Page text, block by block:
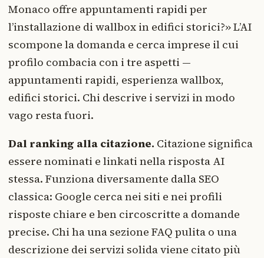
Monaco offre appuntamenti rapidi per
l’installazione di wallbox in edifici storici?» L’AI
scompone la domanda e cerca imprese il cui
profilo combacia con i tre aspetti —
appuntamenti rapidi, esperienza wallbox,
edifici storici. Chi descrive i servizi in modo
vago resta fuori.
Dal ranking alla citazione. Citazione significa
essere nominati e linkati nella risposta AI
stessa. Funziona diversamente dalla SEO
classica: Google cerca nei siti e nei profili
risposte chiare e ben circoscritte a domande
precise. Chi ha una sezione FAQ pulita o una
descrizione dei servizi solida viene citato più